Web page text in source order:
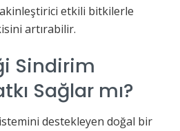
etkili bitkilerle
artırabilir.
Sindirim
Sağlar mı?
destekleyen doğal bir